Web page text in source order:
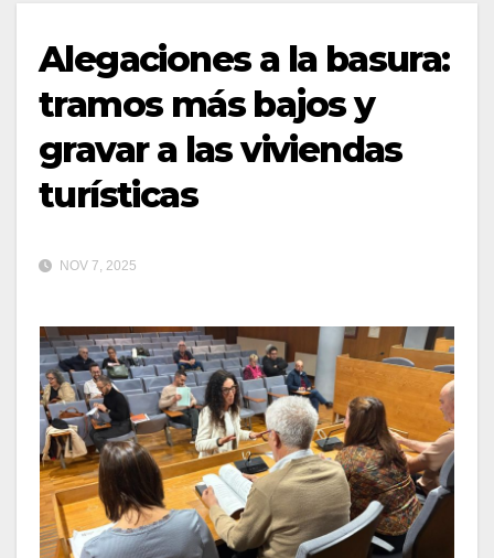
Alegaciones a la basura:
tramos más bajos y
gravar a las viviendas
turísticas
NOV 7, 2025